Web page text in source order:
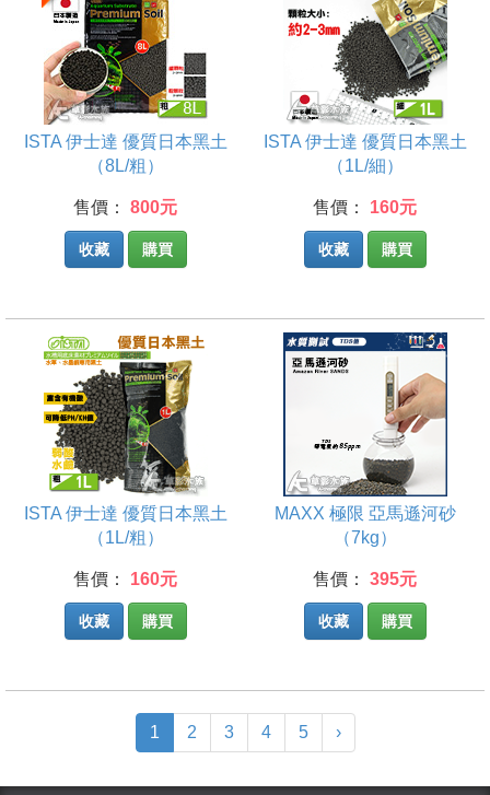
ISTA 伊士達 優質日本黑土
（8L/粗）
售價： 800元
收藏 購買
ISTA 伊士達 優質日本黑土
（1L/細）
售價： 160元
收藏 購買
ISTA 伊士達 優質日本黑土
（1L/粗）
售價： 160元
收藏 購買
MAXX 極限 亞馬遜河砂
（7kg）
售價： 395元
收藏 購買
1 (current)
2 3 4 5 ›